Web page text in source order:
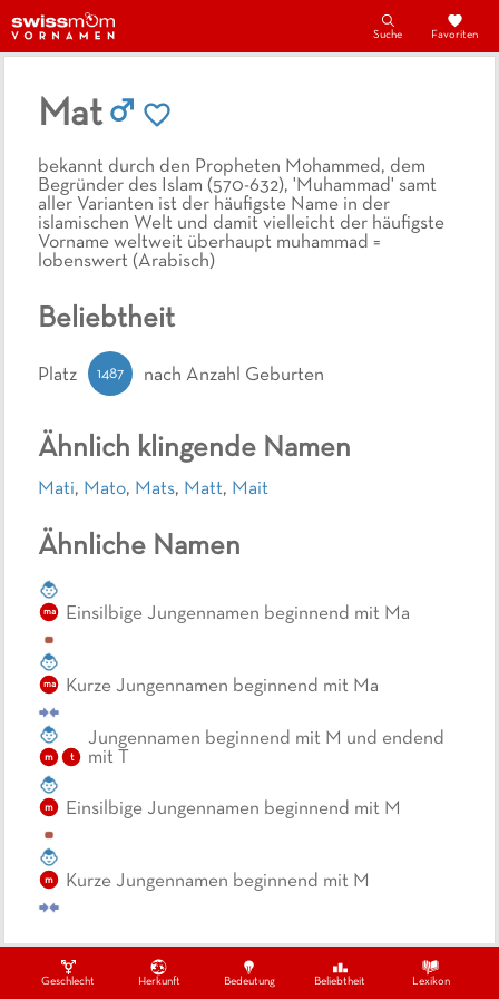
Geschlecht Herkunft Bedeutung Beliebtheit Lexikon
Suche Favoriten
Mat
bekannt durch den Propheten Mohammed, dem
Begründer des Islam (570-632), 'Muhammad' samt
aller Varianten ist der häufigste Name in der
islamischen Welt und damit vielleicht der häufigste
Vorname weltweit überhaupt muhammad =
lobenswert (Arabisch)
Ähnlich klingende Namen
Mati, Mato, Mats, Matt, Mait
Ähnliche Namen
ma Einsilbige Jungennamen beginnend mit Ma
ma Kurze Jungennamen beginnend mit Ma
m t
Jungennamen beginnend mit M und endend
mit T
m Einsilbige Jungennamen beginnend mit M
m Kurze Jungennamen beginnend mit M
Beliebtheit
Platz 1487 nach Anzahl Geburten